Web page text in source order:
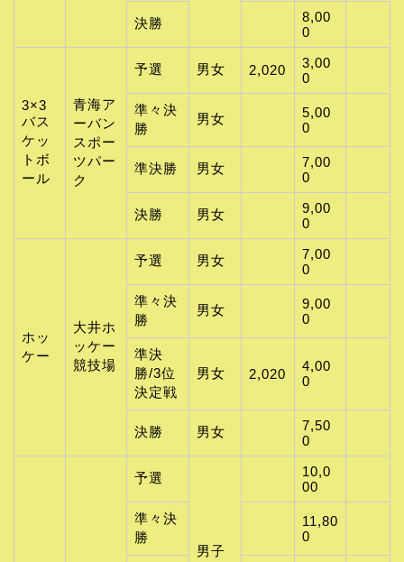
決勝
8,00
0
3×3
バス
ケッ
トボ
ール
青海ア
ーバン
スポー
ツパー
ク
予選 男女 2,020
3,00
0
準々決
勝
男女
5,00
0
準決勝 男女
7,00
0
決勝 男女
9,00
0
ホッ
ケー
大井ホ
ッケー
競技場
予選 男女
7,00
0
準々決
勝
男女
9,00
0
準決
勝/3位
決定戦
男女 2,020
4,00
0
決勝 男女
7,50
0
予選
男子
10,0
00
準々決
勝
11,80
0